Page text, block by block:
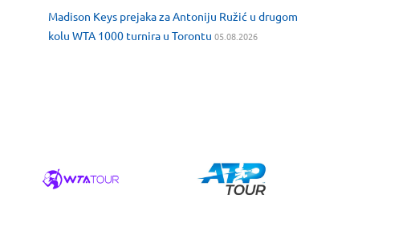
Madison Keys prejaka za Antoniju Ružić u drugom
kolu WTA 1000 turnira u Torontu 05.08.2026